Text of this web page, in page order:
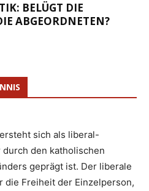
BELÜGT DIE
ABGEORDNETEN?
sich als liberal-
den katholischen
geprägt ist. Der liberale
die Freiheit der Einzelperson,